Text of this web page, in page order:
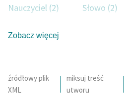
Nauczyciel (2)
Słowo (2)
Niebo (1)
Śmiech (1)
Obyczaje (1)
Zobacz więcej
źródłowy plik
XML
miksuj treść
utworu